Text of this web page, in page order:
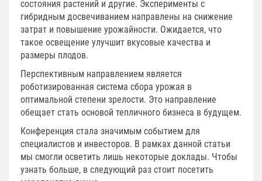
состояния растений и другие. Эксперименты с
гибридным досвечиванием направлены на снижение
затрат и повышение урожайности. Ожидается, что
такое освещение улучшит вкусовые качества и
размеры плодов.
Перспективным направлением является
роботизированная система сбора урожая в
оптимальной степени зрелости. Это направление
обещает стать основой тепличного бизнеса в будущем.
Конференция стала значимым событием для
специалистов и инвесторов. В рамках данной статьи
мы смогли осветить лишь некоторые доклады. Чтобы
узнать больше, в следующий раз стоит посетить